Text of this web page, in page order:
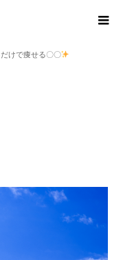
けで痩せる〇〇